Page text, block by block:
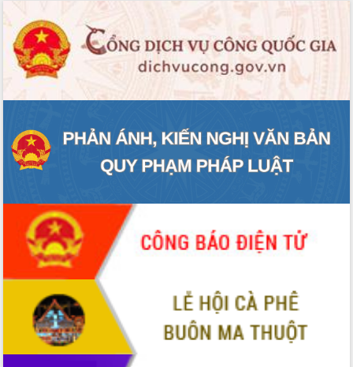
Diễn đàn Kinh tế tư nhân Việt Nam đột
phá cơ chế - Hợp tác công tư
Đề án 06 tạo bước ngoặt đột phá trong
cải cách hành chính tỉnh Đắk Lắk
Kết nối tour, đẩy mạnh chuyển đổi số
tầng kỹ thuật Cụm công nghiệp Tân
Tiến
Gặp mặt các cơ quan báo chí nhân Kỷ
Đắk Lắk sơ kết 4 năm triển khai thực
hiện Đề án 06 của Chính phủ
Họp báo thông tin về Hội nghị Công bố
Quy hoạch và Xúc tiến đầu tư tỉnh Đắk
Lắk
Khơi thông điểm nghẽn, đẩy nhanh
giải ngân vốn khắc phục thiên tai
HĐND tỉnh thông qua điều chỉnh Quy
hoạch tỉnh thời kỳ 2021-2030